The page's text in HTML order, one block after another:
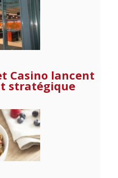
Casino lancent
stratégique